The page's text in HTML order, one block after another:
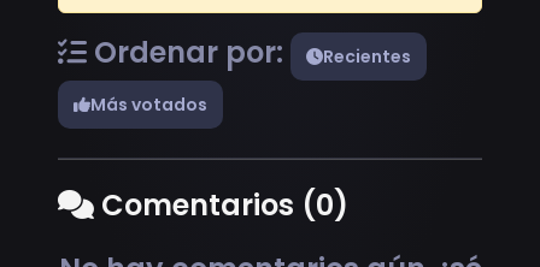
Ordenar por:
Recientes
Más votados
Comentarios (0)